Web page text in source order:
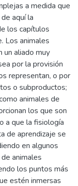
a medida que
aquí la
los capítulos
Los animales
un aliado muy
por la provisión
representan, o por
o subproductos;
animales de
los que son
a que la fisiología
de aprendizaje se
en algunos
animales
los puntos más
estén inmersas